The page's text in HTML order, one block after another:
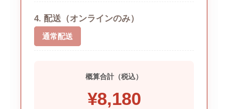
4. 配送（オンラインのみ）
通常配送
概算合計（税込）
¥8,180